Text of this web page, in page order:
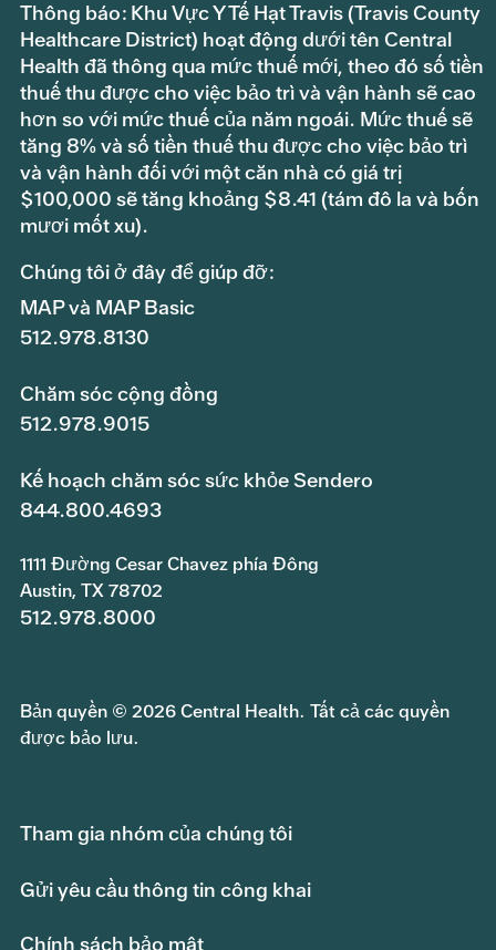
Thông báo: Khu Vực Y Tế Hạt Travis (Travis County
Healthcare District) hoạt động dưới tên Central
Health đã thông qua mức thuế mới, theo đó số tiền
thuế thu được cho việc bảo trì và vận hành sẽ cao
hơn so với mức thuế của năm ngoái. Mức thuế sẽ
tăng 8% và số tiền thuế thu được cho việc bảo trì
và vận hành đối với một căn nhà có giá trị
$100,000 sẽ tăng khoảng $8.41 (tám đô la và bốn
mươi mốt xu).
Chúng tôi ở đây để giúp đỡ:
MAP và MAP Basic
512.978.8130
Chăm sóc cộng đồng
512.978.9015
Kế hoạch chăm sóc sức khỏe Sendero
844.800.4693
1111 Đường Cesar Chavez phía Đông
Austin, TX 78702
512.978.8000
Bản quyền © 2026 Central Health. Tất cả các quyền
được bảo lưu.
Tham gia nhóm của chúng tôi
Gửi yêu cầu thông tin công khai
Chính sách bảo mật